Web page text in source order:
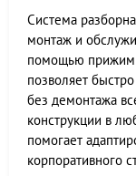
Система
монтаж и
помощью
позволяет
без демонтажа
конструкции в
помогает
корпоративного